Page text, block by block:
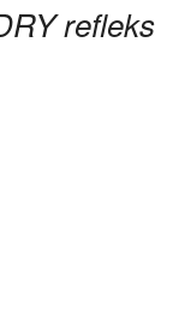
refleks